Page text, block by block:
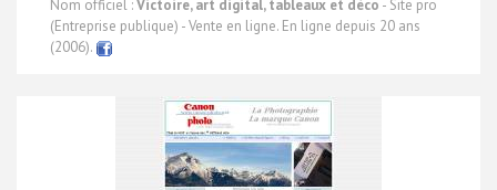
Nom officiel :Victoire, art digital, tableaux et déco - Site pro
(Entreprise publique) - Vente en ligne. En ligne depuis 20 ans
(2006).